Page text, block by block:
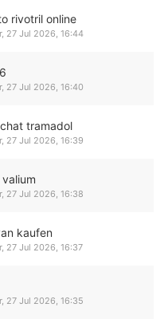
rivotril online
, 27 Jul 2026, 16:44
, 27 Jul 2026, 16:40
tramadol
, 27 Jul 2026, 16:39
, 27 Jul 2026, 16:38
kaufen
, 27 Jul 2026, 16:37
, 27 Jul 2026, 16:35